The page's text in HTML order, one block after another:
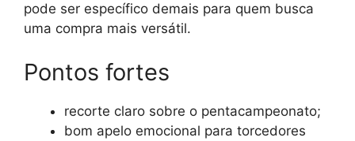
pode ser específico demais para quem busca
uma compra mais versátil.
Pontos fortes
recorte claro sobre o pentacampeonato;
bom apelo emocional para torcedores